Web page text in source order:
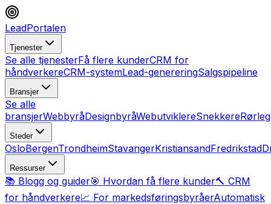
LeadPortalen
Tjenester
Se alle tjenesterFå flere kunderCRM for
håndverkereCRM-systemLead-genereringSalgspipeline
Bransjer
Se alle
bransjerWebbyråDesignbyråWebutviklereSnekkere
Steder
OsloBergenTrondheimStavangerKristiansandFredrikstad
Ressurser
📚 Blogg og guider🎯 Hvordan få flere kunder🔨 CRM
for håndverkere📈 For markedsføringsbyråerAutomatisk